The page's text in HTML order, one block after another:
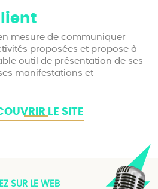
en mesure de communiquer
proposées et propose à
outil de présentation de ses
manifestations et
LE SITE
SUR LE WEB